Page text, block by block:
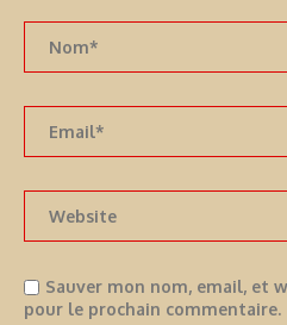
Sauver mon nom, email, et
pour le prochain commentaire.